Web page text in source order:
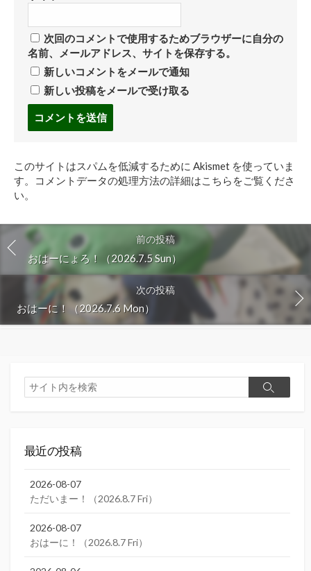
次回のコメントで使用するためブラウザーに自分の
名前、メールアドレス、サイトを保存する。
新しいコメントをメールで通知
新しい投稿をメールで受け取る
す
る
このサイトはスパムを低減するために Akismet を使っていま
す。
コメントデータの処理方法の詳細はこちらをご覧くださ
い。
前の投稿
おはーにょろ！（2026.7.5 Sun）
次の投稿
おはーに！（2026.7.6 Mon）
検
索
検
最近の投稿
2026-08-07
ただいまー！（2026.8.7 Fri）
2026-08-07
おはーに！（2026.8.7 Fri）